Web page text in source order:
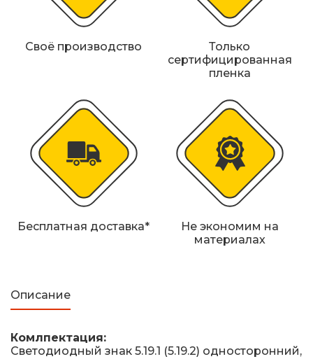
Знаки магистральных газопроводов
Дорожное оборудование
Железнодорожные путевые знаки
Прочее
Своё производство
Только
сертифицированная
пленка
Бесплатная доставка*
Не экономим на
материалах
Описание
Комлпектация:
Светодиодный знак 5.19.1 (5.19.2) односторонний,